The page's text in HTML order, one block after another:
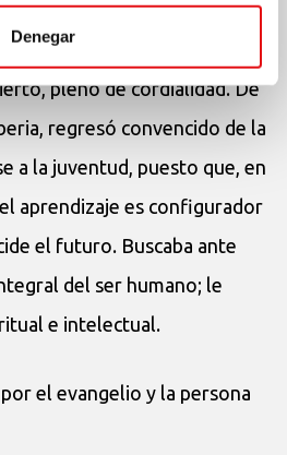
Denegar
pleno de cordialidad. De
regresó convencido de la
a la juventud, puesto que, en
aprendizaje es configurador
el futuro. Buscaba ante
del ser humano; le
e intelectual.
el evangelio y la persona